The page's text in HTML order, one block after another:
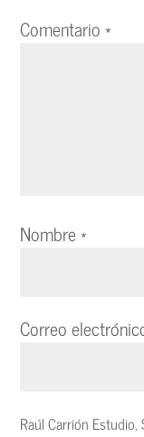
Comentario*
Nombre*
Correo
Raúl Carrión